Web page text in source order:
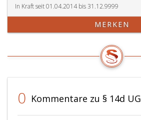
In Kraft seit 01.04.2014 bis 31.12.9999
MERKEN
0 Kommentare zu § 14d UG